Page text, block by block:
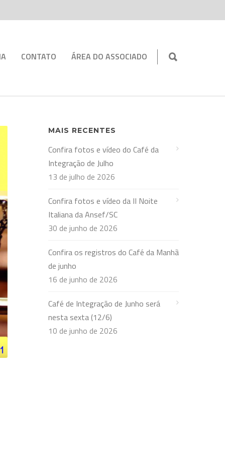
CONTATO ÁREA DO ASSOCIADO
MAIS RECENTES
Confira fotos e vídeo do Café da
Integração de Julho
13 de julho de 2026
Confira fotos e vídeo da II Noite
Italiana da Ansef/SC
30 de junho de 2026
Confira os registros do Café da Manhã
de junho
16 de junho de 2026
Café de Integração de Junho será
nesta sexta (12/6)
10 de junho de 2026